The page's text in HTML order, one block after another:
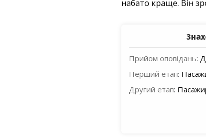
набато краще. Він
Прийом оповідань:
Перший етап:
Другий етап: